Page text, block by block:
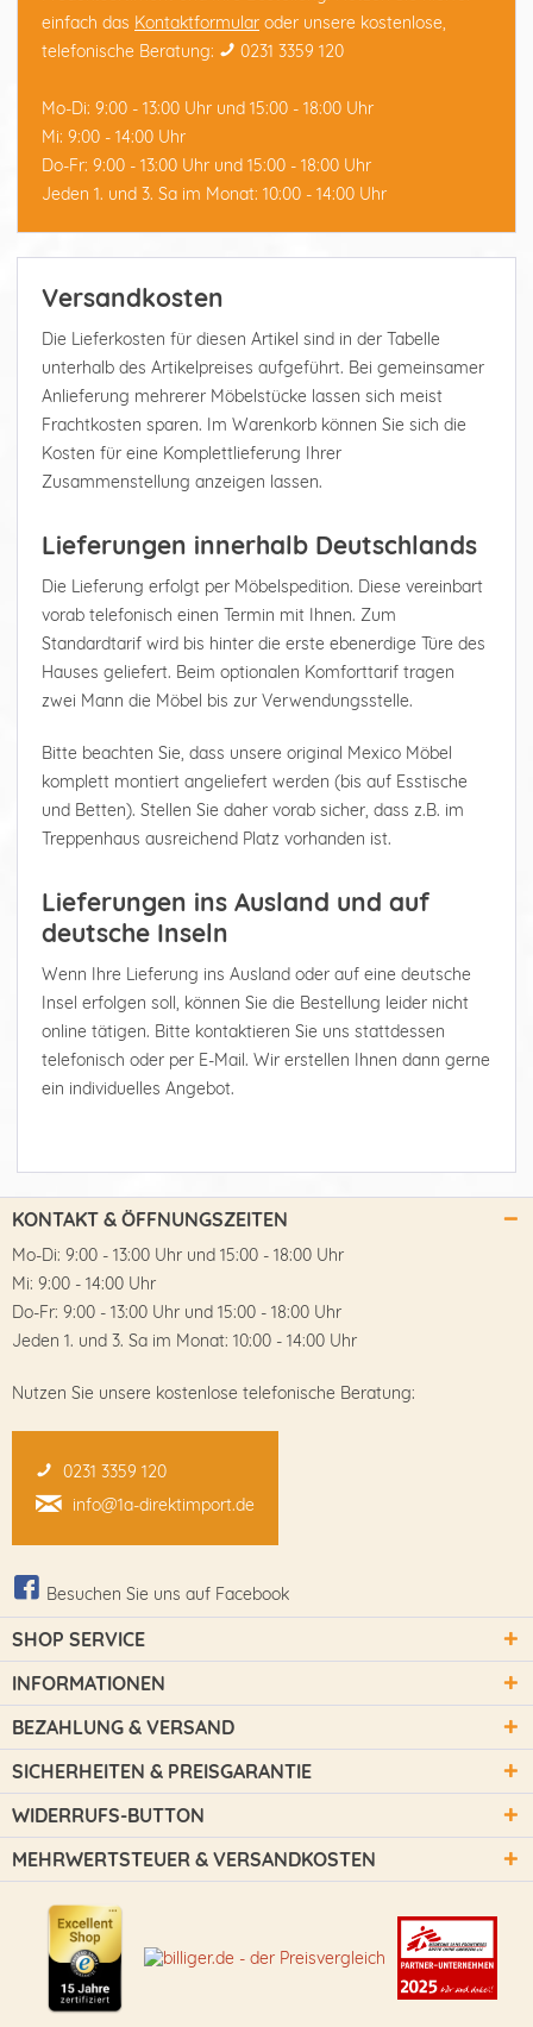
einfach das Kontaktformular oder unsere kostenlose,
telefonische Beratung:
0231 3359 120
Mo-Di: 9:00 - 13:00 Uhr und 15:00 - 18:00 Uhr
Mi: 9:00 - 14:00 Uhr
Do-Fr: 9:00 - 13:00 Uhr und 15:00 - 18:00 Uhr
Jeden 1. und 3. Sa im Monat: 10:00 - 14:00 Uhr
Versandkosten
Die Lieferkosten für diesen Artikel sind in der Tabelle
unterhalb des Artikelpreises aufgeführt. Bei gemeinsamer
Anlieferung mehrerer Möbelstücke lassen sich meist
Frachtkosten sparen. Im Warenkorb können Sie sich die
Kosten für eine Komplettlieferung Ihrer
Zusammenstellung anzeigen lassen.
Lieferungen innerhalb Deutschlands
Die Lieferung erfolgt per Möbelspedition. Diese vereinbart
vorab telefonisch einen Termin mit Ihnen. Zum
Standardtarif wird bis hinter die erste ebenerdige Türe des
Hauses geliefert. Beim optionalen Komforttarif tragen
zwei Mann die Möbel bis zur Verwendungsstelle.
Bitte beachten Sie, dass unsere original Mexico Möbel
komplett montiert angeliefert werden (bis auf Esstische
und Betten). Stellen Sie daher vorab sicher, dass z.B. im
Treppenhaus ausreichend Platz vorhanden ist.
Lieferungen ins Ausland und auf
deutsche Inseln
Wenn Ihre Lieferung ins Ausland oder auf eine deutsche
Insel erfolgen soll, können Sie die Bestellung leider nicht
online tätigen. Bitte kontaktieren Sie uns stattdessen
telefonisch oder per E-Mail. Wir erstellen Ihnen dann gerne
ein individuelles Angebot.
KONTAKT & ÖFFNUNGSZEITEN
Mo-Di: 9:00 - 13:00 Uhr und 15:00 - 18:00 Uhr
Mi: 9:00 - 14:00 Uhr
Do-Fr: 9:00 - 13:00 Uhr und 15:00 - 18:00 Uhr
Jeden 1. und 3. Sa im Monat: 10:00 - 14:00 Uhr
Nutzen Sie unsere kostenlose telefonische Beratung:
0231 3359 120
info@1a-direktimport.de
Besuchen Sie uns auf Facebook
SHOP SERVICE
INFORMATIONEN
BEZAHLUNG & VERSAND
SICHERHEITEN & PREISGARANTIE
WIDERRUFS-BUTTON
MEHRWERTSTEUER & VERSANDKOSTEN